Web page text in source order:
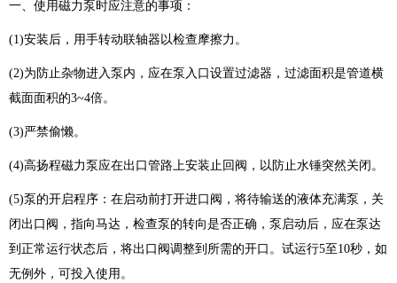
一、使用磁力泵时应注意的事项：
(1)安装后，用手转动联轴器以检查摩擦力。
(2)为防止杂物进入泵内，应在泵入口设置过滤器，过滤面积是管道横
截面面积的3~4倍。
(3)严禁偷懒。
(4)高扬程磁力泵应在出口管路上安装止回阀，以防止水锤突然关闭。
(5)泵的开启程序：在启动前打开进口阀，将待输送的液体充满泵，关
闭出口阀，指向马达，检查泵的转向是否正确，泵启动后，应在泵达
到正常运行状态后，将出口阀调整到所需的开口。试运行5至10秒，如
无例外，可投入使用。